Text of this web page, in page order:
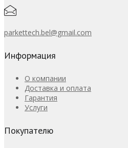
parkettech.bel@gmail.com
Информация
О компании
Доставка и оплата
Гарантия
Услуги
Покупателю